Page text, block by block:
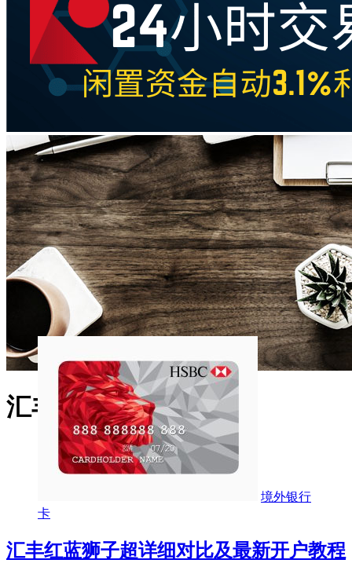
汇丰银行
境外银行
卡
汇丰红蓝狮子超详细对比及最新开户教程